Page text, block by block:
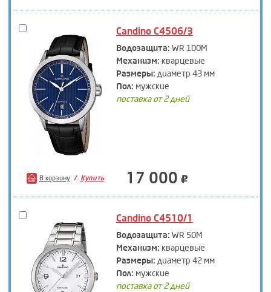
Candino C4506/3
Водозащита: WR 100M
Механизм: кварцевые
Размеры: диаметр 43 мм
Пол: мужские
поставка от 2 дней
В корзину Купить 17 000
Candino C4510/1
Водозащита: WR 50M
Механизм: кварцевые
Размеры: диаметр 42 мм
Пол: мужские
поставка от 2 дней